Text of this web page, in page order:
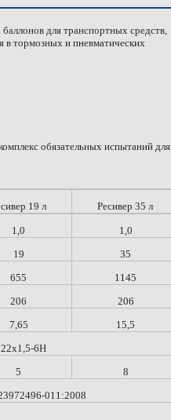
для транспортных средств,
в тормозных и пневматических
обязательных испытаний для
19 л Ресивер 35 л
1,0
1,0
19
35
655
1145
206
206
7,65
15,5
6Н
5
8
011:2008